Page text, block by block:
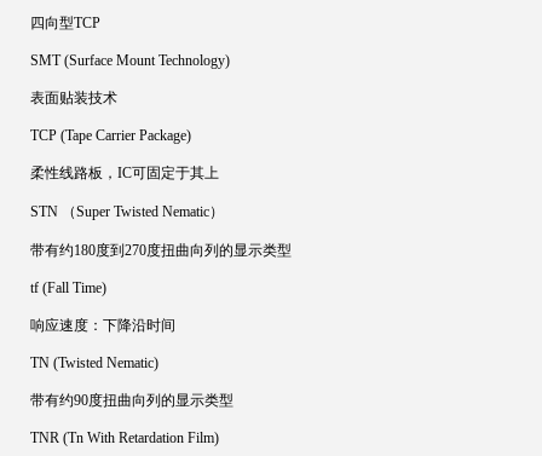
四向型TCP
SMT (Surface Mount Technology)
表面贴装技术
TCP (Tape Carrier Package)
柔性线路板，IC可固定于其上
STN （Super Twisted Nematic）
带有约180度到270度扭曲向列的显示类型
tf (Fall Time)
响应速度：下降沿时间
TN (Twisted Nematic)
带有约90度扭曲向列的显示类型
TNR (Tn With Retardation Film)